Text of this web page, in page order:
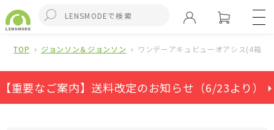
TOP ジョンソン＆ジョンソン ワンデーアキュビューオアシス(4箱セ
【重要なご案内】送料改定のお知らせ（6/23より） ⏵